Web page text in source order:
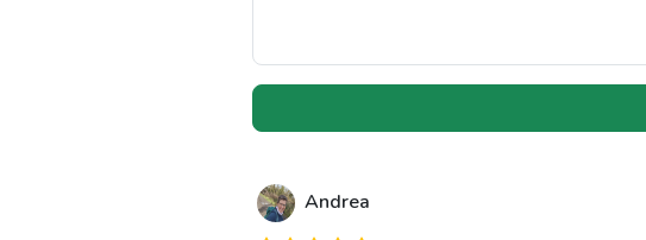
Andrea